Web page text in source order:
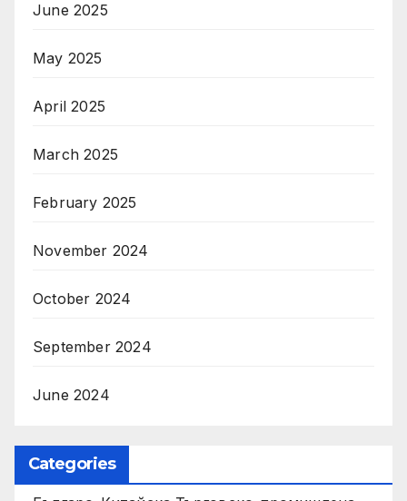
June 2025
May 2025
April 2025
March 2025
February 2025
November 2024
October 2024
September 2024
June 2024
Categories